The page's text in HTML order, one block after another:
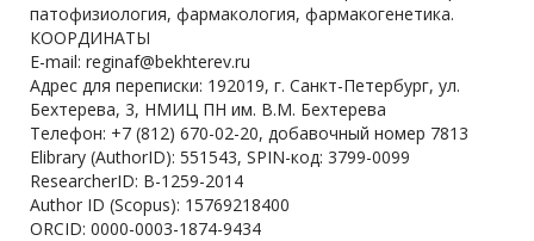
патофизиология, фармакология, фармакогенетика.
КООРДИНАТЫ
E-mail: reginaf@bekhterev.ru
Адрес для переписки: 192019, г. Санкт-Петербург, ул.
Бехтерева, 3, НМИЦ ПН им. В.М. Бехтерева
Телефон: +7 (812) 670-02-20, добавочный номер 7813
Elibrary (AuthorID): 551543, SPIN-код: 3799-0099
ResearcherID: B-1259-2014
Author ID (Scopus): 15769218400
ORCID: 0000-0003-1874-9434